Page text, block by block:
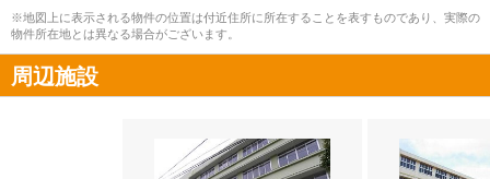
※地図上に表示される物件の位置は付近住所に所在することを表すものであり、実際の
物件所在地とは異なる場合がございます。
周辺施設